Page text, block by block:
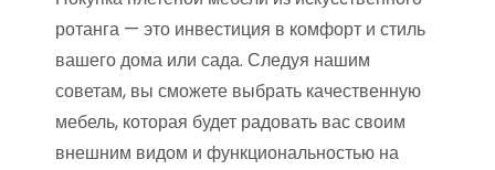
ротанга — это инвестиция в комфорт и стиль
вашего дома или сада. Следуя нашим
советам, вы сможете выбрать качественную
мебель, которая будет радовать вас своим
внешним видом и функциональностью на